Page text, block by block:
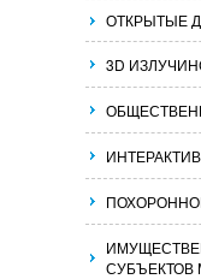
ОТКРЫТЫЕ
3D